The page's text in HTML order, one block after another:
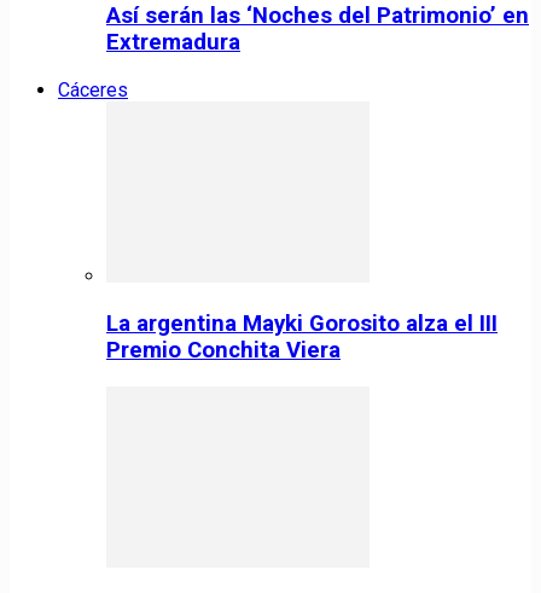
Así serán las ‘Noches del Patrimonio’ en
Extremadura
Cáceres
La argentina Mayki Gorosito alza el III
Premio Conchita Viera